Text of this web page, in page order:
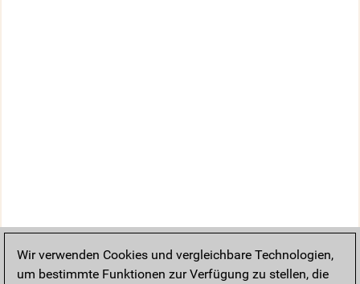
Wir verwenden Cookies und vergleichbare Technologien,
um bestimmte Funktionen zur Verfügung zu stellen, die